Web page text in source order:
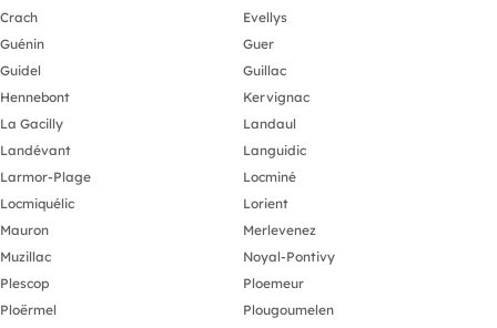
Crach
Evellys
Guénin
Guer
Guidel
Guillac
Hennebont
Kervignac
La Gacilly
Landaul
Landévant
Languidic
Larmor-Plage
Locminé
Locmiquélic
Lorient
Mauron
Merlevenez
Muzillac
Noyal-Pontivy
Plescop
Ploemeur
Ploërmel
Plougoumelen